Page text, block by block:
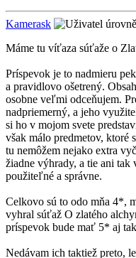
Kamerask
Máme tu víťaza súťaže o
Príspevok je to nadmieru
a pravidlovo ošetrený.
osobne veľmi odceňujem.
nadpriemerný, a jeho
si ho v mojom svete
však málo predmetov, ktoré
tu nemôžem nejako extra
žiadne výhrady, a tie ani
použiteľné a správne.
Celkovo sú to odo mňa 4*,
vyhral súťaž O zlatého
príspevok bude mať 5* aj
Nedávam ich taktiež preto,